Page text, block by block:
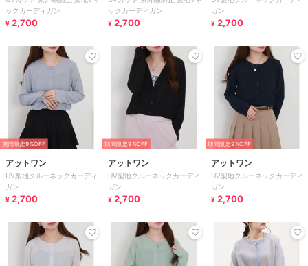
ックカーディガン
¥ 2,700
ックカーディガン
¥ 2,700
ガン
¥ 2,700
期間限定9%OFF
アットワン
UV梨地クルーネックカーディ
ガン
¥ 2,700
期間限定9%OFF
アットワン
UV梨地クルーネックカーディ
ガン
¥ 2,700
期間限定9%OFF
アットワン
UV梨地クルーネックカーディ
ガン
¥ 2,700